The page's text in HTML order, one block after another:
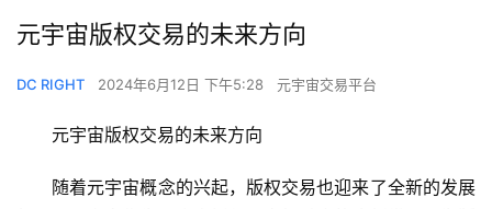
元宇宙版权交易的未来方向
DC RIGHT 2024年6月12日 下午5:28 元宇宙交易平台
元宇宙版权交易的未来方向
随着元宇宙概念的兴起，版权交易也迎来了全新的发展